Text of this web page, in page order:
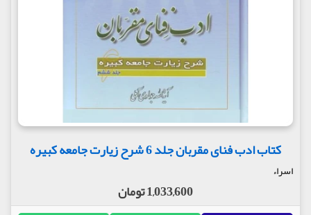
کتاب ادب فنای مقربان جلد 6 شرح زیارت جامعه کبیره
اسراء
1,033,600 تومان